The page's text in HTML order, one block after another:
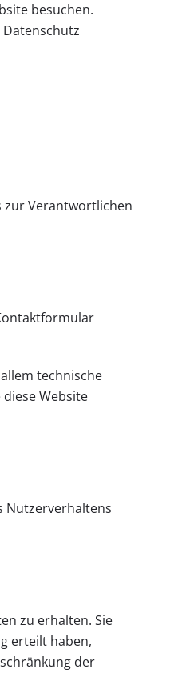
besuchen.
zur Verantwortlichen
technische
Website
Nutzerverhaltens
zu erhalten. Sie
erteilt haben,
der